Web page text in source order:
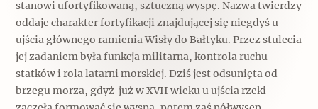
Recenzje
Ulubieniec Fortuny
Siostry rzeźbiarki
Jedźmy w Polskę!
Polska ze smakiem
Kuchnia w Ostromecku: puder z
jarmużu, zupa z krwi
stanowi ufortyfikowaną, sztuczną wyspę. Nazwa twierdzy
oddaje charakter fortyfikacji znajdującej się niegdyś u
ujścia głównego ramienia Wisły do Bałtyku. Przez stulecia
jej zadaniem była funkcja militarna, kontrola ruchu
statków i rola latarni morskiej. Dziś jest odsunięta od
brzegu morza, gdyż już w XVII wieku u ujścia rzeki